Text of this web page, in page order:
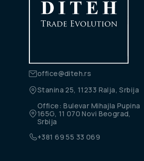
office@diteh.rs
Stanina 25, 11233 Ralja, Srbija
Office: Bulevar Mihajla Pupina
165G, 11 070 Novi Beograd,
Srbija
+381 69 55 33 069